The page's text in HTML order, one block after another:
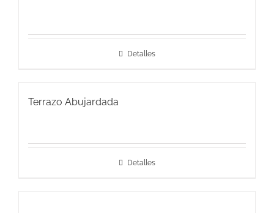
Detalles
Terrazo Abujardada
Detalles